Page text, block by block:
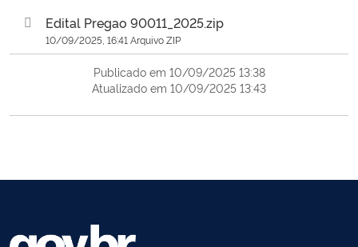
Edital Pregao 90011_2025.zip
10/09/2025, 16:41 Arquivo ZIP
Publicado em 10/09/2025 13:38
Atualizado em 10/09/2025 13:43